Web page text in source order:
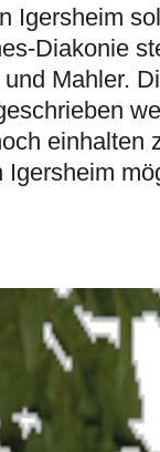
Igersheim
Diakonie
Mahler.
einhalten